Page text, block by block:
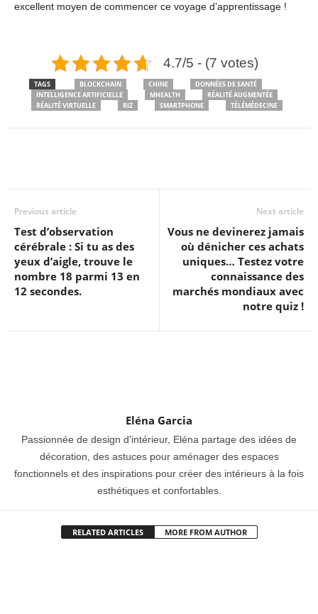
excellent moyen de commencer ce voyage d’apprentissage !
4.7/5 - (7 votes)
TAGS BLOCKCHAIN CHINE
DONNÉES DE SANTÉ
INTELLIGENCE ARTIFICIELLE
MHEALTH
RÉALITÉ AUGMENTÉE
RÉALITÉ VIRTUELLE
RIZ SMARTPHONE TÉLÉMÉDECINE
Previous article
Test d’observation
cérébrale : Si tu as des
yeux d’aigle, trouve le
nombre 18 parmi 13 en
12 secondes.
Next article
Vous ne devinerez jamais
où dénicher ces achats
uniques… Testez votre
connaissance des
marchés mondiaux avec
notre quiz !
Eléna Garcia
Passionnée de design d'intérieur, Eléna partage des idées de
décoration, des astuces pour aménager des espaces
fonctionnels et des inspirations pour créer des intérieurs à la fois
esthétiques et confortables.
RELATED ARTICLES MORE FROM AUTHOR